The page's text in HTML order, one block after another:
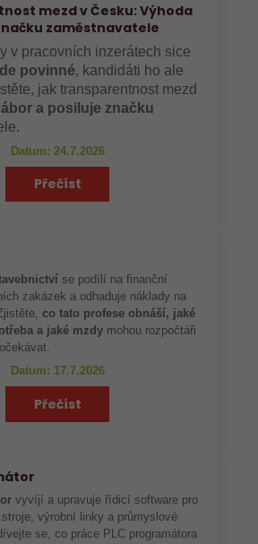
mezd v Česku: Výhoda
zaměstnavatele
v pracovních inzerátech sice
povinné, kandidáti ho ale
jak transparentnost mezd
a posiluje značku
Datum: 24.7.2026
Přečíst
se podílí na finanční
zakázek a odhaduje náklady na
co tato profese obnáší, jaké
a jaké mzdy mohou rozpočtáři
Datum: 17.7.2026
Přečíst
vyvíjí a upravuje řídicí software pro
výrobní linky a průmyslové
se, co práce PLC programátora